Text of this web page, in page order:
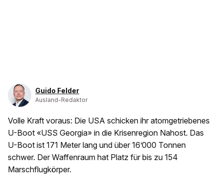
Guido Felder
Ausland-Redaktor
Volle Kraft voraus: Die USA schicken ihr atomgetriebenes
U-Boot «USS Georgia» in die Krisenregion Nahost. Das
U-Boot ist 171 Meter lang und über 16’000 Tonnen
schwer. Der Waffenraum hat Platz für bis zu 154
Marschflugkörper.